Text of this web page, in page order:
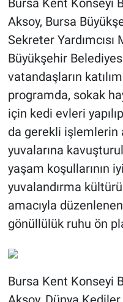
Bursa Kent Konseyi
Aksoy, Bursa
Sekreter
Büyükşehir
vatandaşların
programda, sokak
için kedi evleri
da gerekli işlemlerin
yuvalarına
yaşam koşullarının
yuvalandırma
amacıyla
gönüllülük ruhu ön
Bursa Kent Konseyi